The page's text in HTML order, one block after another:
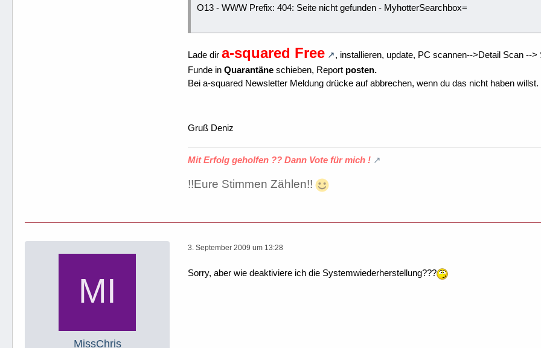
O13 - WWW Prefix: 404: Seite nicht gefunden - MyhotterSearchbox=
Lade dir a-squared Free
, installieren, update, PC scannen-->Detail Scan -->
Funde in Quarantäne schieben, Report posten.
Bei a-squared Newsletter Meldung drücke auf abbrechen, wenn du das nicht haben willst.
Gruß Deniz
Mit Erfolg geholfen ?? Dann Vote für mich !
!!Eure Stimmen Zählen!!
MissChris
3. September 2009 um 13:28
Sorry, aber wie deaktiviere ich die Systemwiederherstellung???